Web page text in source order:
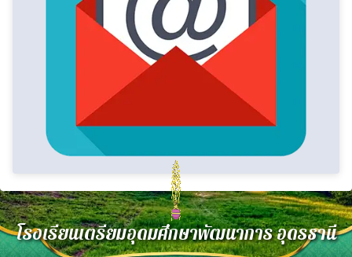
โรงเรียนเตรียมอุดมศึกษาพัฒนาการ อุดรธานี